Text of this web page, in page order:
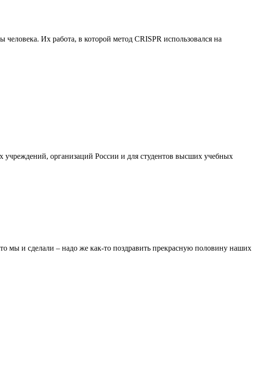
Их работа, в которой метод CRISPR использовался на
организаций России и для студентов высших учебных
мы и сделали – надо же как-то поздравить прекрасную половину наших